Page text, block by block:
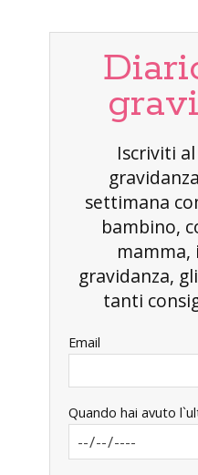
Iscriviti
settimana
bambino,
mamma,
gravidanza,
tanti
Email
Quando hai avuto